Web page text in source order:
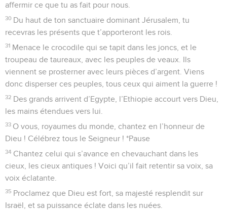
affermir ce que tu as fait pour nous.
30 Du haut de ton sanctuaire dominant Jérusalem, tu
recevras les présents que t’apporteront les rois.
31 Menace le crocodile qui se tapit dans les joncs, et le
troupeau de taureaux, avec les peuples de veaux. Ils
viennent se prosterner avec leurs pièces d’argent. Viens
donc disperser ces peuples, tous ceux qui aiment la guerre !
32 Des grands arrivent d’Egypte, l’Ethiopie accourt vers Dieu,
les mains étendues vers lui.
33 O vous, royaumes du monde, chantez en l’honneur de
Dieu ! Célébrez tous le Seigneur ! *Pause
34 Chantez celui qui s’avance en chevauchant dans les
cieux, les cieux antiques ! Voici qu’il fait retentir sa voix, sa
voix éclatante.
35 Proclamez que Dieu est fort, sa majesté resplendit sur
Israël, et sa puissance éclate dans les nuées.